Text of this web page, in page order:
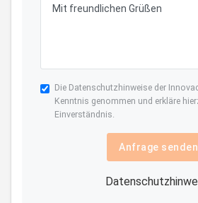
Die Datenschutzhinweise der
Kenntnis genommen und erkläre
Einverständnis.
Anfrage senden